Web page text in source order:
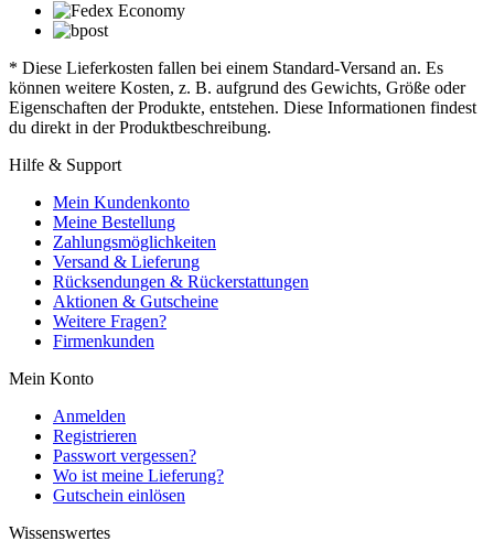
* Diese Lieferkosten fallen bei einem Standard-Versand an. Es
können weitere Kosten, z. B. aufgrund des Gewichts, Größe oder
Eigenschaften der Produkte, entstehen. Diese Informationen findest
du direkt in der Produktbeschreibung.
Hilfe & Support
Mein Kundenkonto
Meine Bestellung
Zahlungsmöglichkeiten
Versand & Lieferung
Rücksendungen & Rückerstattungen
Aktionen & Gutscheine
Weitere Fragen?
Firmenkunden
Mein Konto
Anmelden
Registrieren
Passwort vergessen?
Wo ist meine Lieferung?
Gutschein einlösen
Wissenswertes